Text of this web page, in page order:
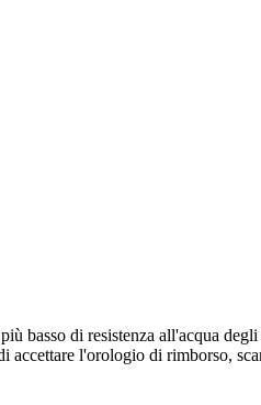
basso di resistenza all'acqua
l'orologio di rimborso,